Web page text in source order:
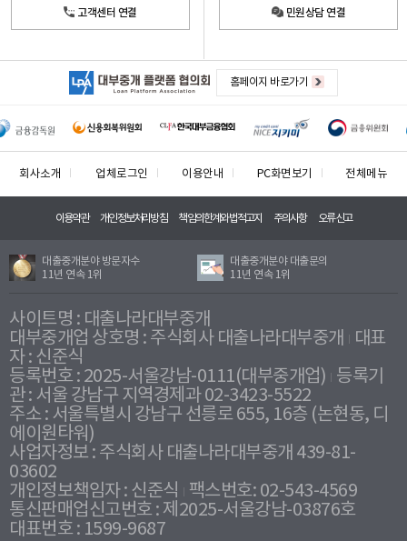
고객센터 연결 민원상담 연결
홈페이지 바로가기
회사소개 업체로그인 이용안내 PC화면보기 전체메뉴
이용약관 개인정보처리방침 책임의한계와법적고지 주의사항 오류신고
대출중개분야 방문자수
11년 연속 1위
대출중개분야 대출문의
11년 연속 1위
사이트명 : 대출나라대부중개
대부중개업 상호명 : 주식회사 대출나라대부중개
대표
자 : 신준식
등록번호 : 2025-서울강남-0111(대부중개업) 등록기
관 : 서울 강남구 지역경제과 02-3423-5522
주소 : 서울특별시 강남구 선릉로 655, 16층 (논현동, 디
에이원타워)
사업자정보 : 주식회사 대출나라대부중개 439-81-
03602
개인정보책임자 : 신준식
팩스번호: 02-543-4569
통신판매업신고번호 : 제2025-서울강남-03876호
대표번호 : 1599-9687